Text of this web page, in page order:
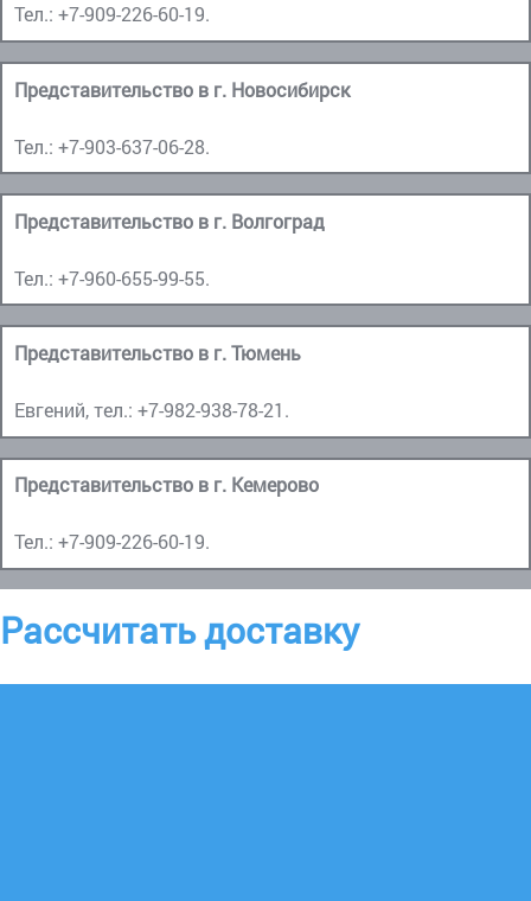
Тел.: +7-909-226-60-19.
Представительство в г. Новосибирск
Тел.: +7-903-637-06-28.
Представительство в г. Волгоград
Тел.: +7-960-655-99-55.
Представительство в г. Тюмень
Евгений, тел.: +7-982-938-78-21.
Представительство в г. Кемерово
Тел.: +7-909-226-60-19.
Рассчитать доставку